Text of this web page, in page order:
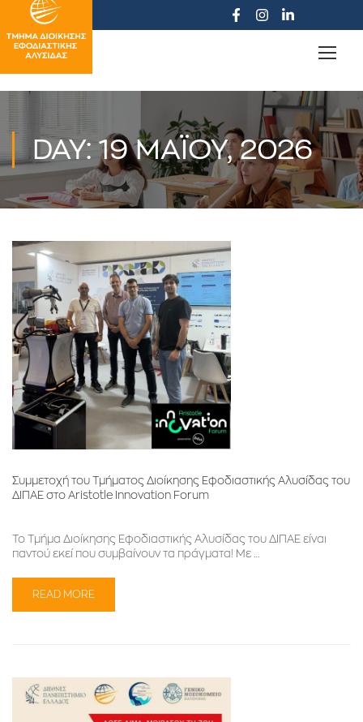
DAY: 19 ΜΑΪ́ΟΥ, 2026
Συμμετοχή του Τμήματος Διοίκησης Εφοδιαστικής Αλυσίδας του
ΔΙΠΑΕ στο Aristotle Innovation Forum
Το Τμήμα Διοίκησης Εφοδιαστικής Αλυσίδας του ΔΙΠΑΕ είναι
παντού εκεί που συμβαίνουν τα πράγματα! Με …
READ MORE